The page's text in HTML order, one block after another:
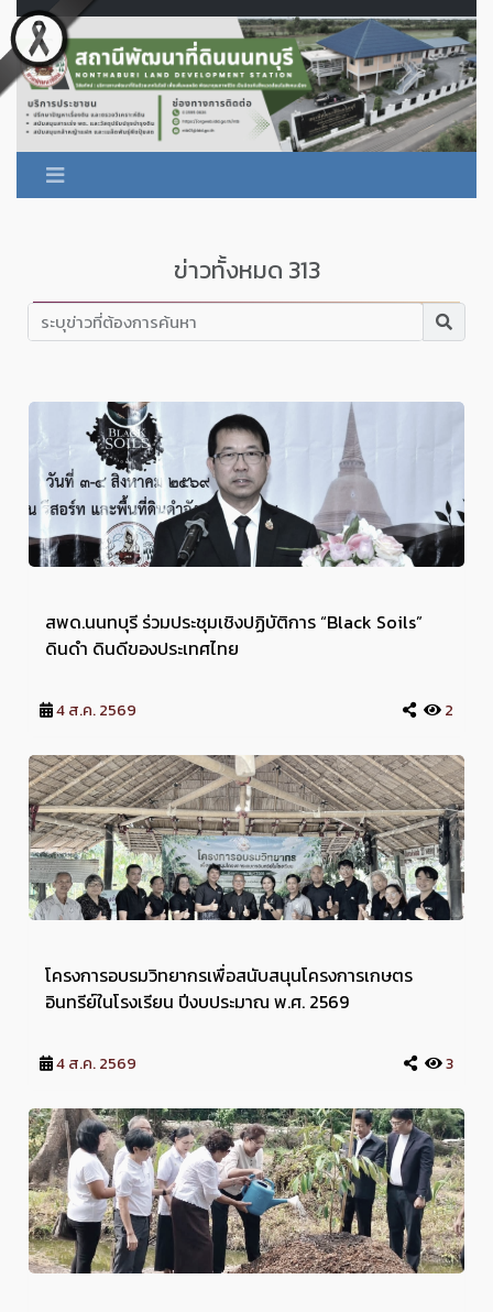
ข่าวทั้งหมด 313
สพด.นนทบุรี ร่วมประชุมเชิงปฏิบัติการ “Black Soils”
ดินดำ ดินดีของประเทศไทย
4 ส.ค. 2569 2
โครงการอบรมวิทยากรเพื่อสนับสนุนโครงการเกษตร
อินทรีย์ในโรงเรียน ปีงบประมาณ พ.ศ. 2569
4 ส.ค. 2569 3